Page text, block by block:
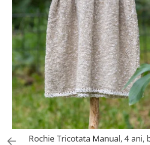
Rochie Tricotata Manual, 4 ani,